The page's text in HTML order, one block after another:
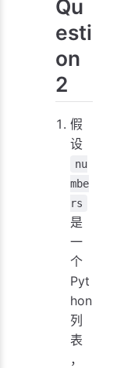
Qu
esti
on
2
假
设
nu
mbe
rs
是
一
个
Pyt
hon
列
表
，